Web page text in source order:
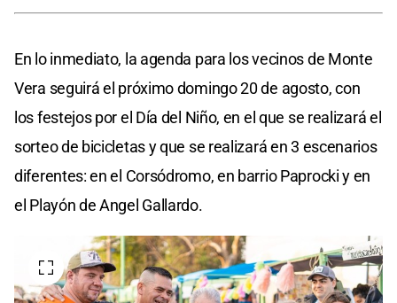
En lo inmediato, la agenda para los vecinos de Monte
Vera seguirá el próximo domingo 20 de agosto, con
los festejos por el Día del Niño, en el que se realizará el
sorteo de bicicletas y que se realizará en 3 escenarios
diferentes: en el Corsódromo, en barrio Paprocki y en
el Playón de Angel Gallardo.